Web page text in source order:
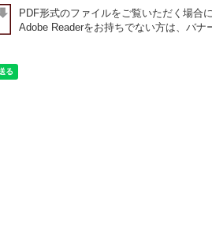
PDF形式のファイルをご覧いただく場合
Adobe Readerをお持ちでない方は、バナ